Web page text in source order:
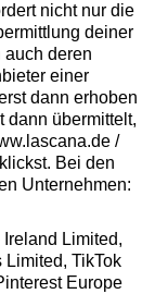
nicht nur die
deiner
auch deren
einer
dann erhoben
dann übermittelt,
/
Bei den
Unternehmen:
Limited,
TikTok
Europe